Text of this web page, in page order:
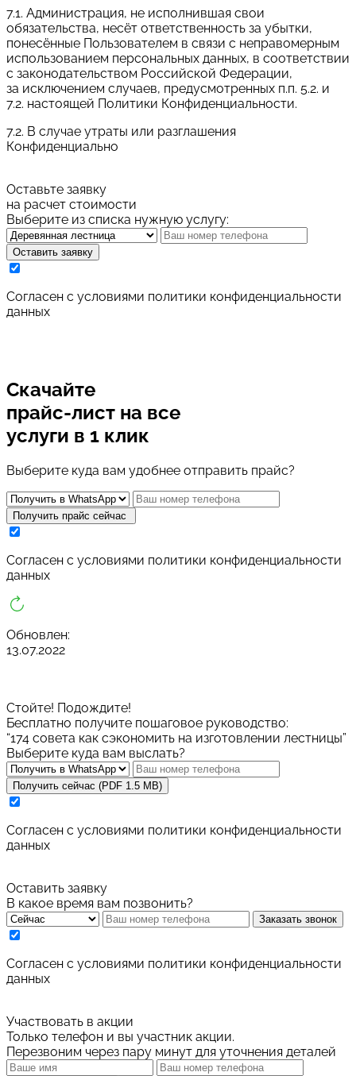
7.1. Администрация, не исполнившая свои
обязательства, несёт ответственность за убытки,
понесённые Пользователем в связи с неправомерным
использованием персональных данных, в соответствии
с законодательством Российской Федерации,
за исключением случаев, предусмотренных п.п. 5.2. и
7.2. настоящей Политики Конфиденциальности.
7.2. В случае утраты или разглашения
Конфиденциально
Оставьте заявку
на расчет стоимости
Выберите из списка нужную услугу:
Оставить заявку
Cогласен с условиями политики конфиденциальности
данных
Скачайте
прайс-лист на все
услуги в 1 клик
Выберите куда вам удобнее отправить прайс?
Получить прайс сейчас
Cогласен с условиями политики конфиденциальности
данных
Обновлен:
13.07.2022
Стойте! Подождите!
Бесплатно получите пошаговое руководство:
“174 совета как сэкономить на изготовлении лестницы”
Выберите куда вам выслать?
Получить сейчас (PDF 1.5 MB)
Cогласен с условиями политики конфиденциальности
данных
Оставить заявку
В какое время вам позвонить?
Заказать звонок
Cогласен с условиями политики конфиденциальности
данных
Участвовать в акции
Только телефон и вы участник акции.
Перезвоним через пару минут для уточнения деталей